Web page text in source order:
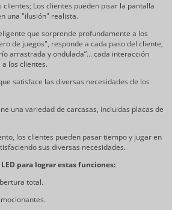
clientes; Los clientes pueden pisar la pantalla
una "ilusión" realista.
que sorprende profundamente a los
de juegos", responde a cada paso del cliente,
río arrastrada y ondulada”… cada interacción
los clientes.
satisface las diversas necesidades de los
una variedad de carcasas, incluidas placas de
los clientes pueden pasar tiempo y jugar en
sus diversas necesidades.
para lograr estas funciones:
total.